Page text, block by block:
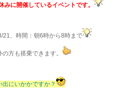
みに開催しているイベントです。
21、時間：朝6時から8時まで
方も搭乗できます。
出にいかかですか？